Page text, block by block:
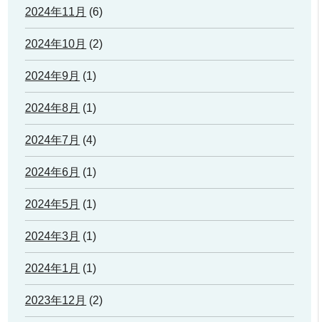
2024年11月 (6)
2024年10月 (2)
2024年9月 (1)
2024年8月 (1)
2024年7月 (4)
2024年6月 (1)
2024年5月 (1)
2024年3月 (1)
2024年1月 (1)
2023年12月 (2)